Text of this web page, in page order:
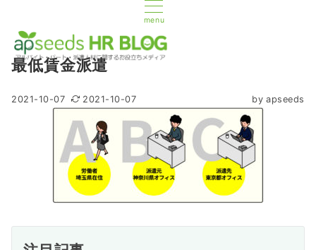
menu
最低賃金派遣
2021-10-07 2021-10-07 by apseeds